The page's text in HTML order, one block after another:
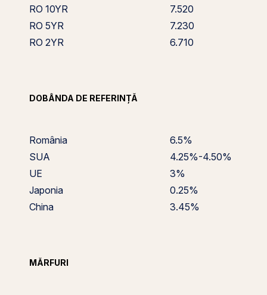
RO 10YR
7.520
RO 5YR
7.230
RO 2YR
6.710
DOBÂNDA DE REFERINȚĂ
România
6.5%
SUA
4.25%-4.50%
UE
3%
Japonia
0.25%
China
3.45%
MĂRFURI